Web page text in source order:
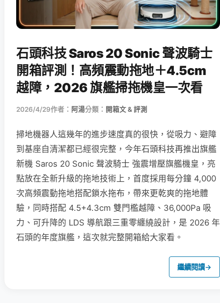
石頭科技 Saros 20 Sonic 聲波騎士
開箱評測！高頻震動拖地＋4.5cm
越障，2026 旗艦掃拖機皇一次看
2026/4/29作者： 阿湯分類： 開箱文 & 評測
掃地機器人這幾年的進步速度真的很快，從吸力、避障
到基座自清潔都已經很完整，今年石頭科技再推出旗艦
新機 Saros 20 Sonic 聲波騎士 強震增壓旗艦機皇，亮
點放在全新升級的拖地技術上，首度採用每分鐘 4,000
次高頻震動拖地搭配鎖水拖布，帶來更乾爽的拖地體
驗，同時搭配 4.5+4.3cm 雙門檻越障、36,000Pa 吸
力、可升降的 LDS 導航跟三重零纏繞設計，是 2026 年
石頭的年度旗艦，這次就完整開箱給大家看。
繼續閱讀→